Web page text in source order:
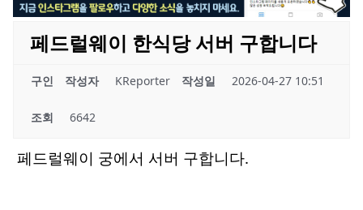
페드럴웨이 한식당 서버 구합니다
구인 작성자 KReporter 작성일 2026-04-27 10:51
조회 6642
페드럴웨이 궁에서 서버 구합니다.